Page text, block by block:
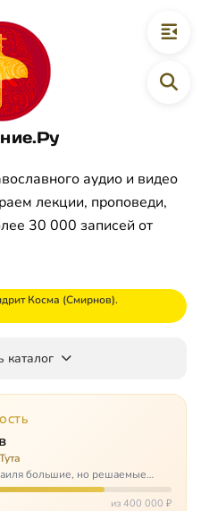
аудио и видео
лекции, проповеди,
30 000 записей от
Косма (Смирнов).
каталог
большие, но решаемые
болезнью, которая ставит
задача, угрожая виз 400 000 ₽